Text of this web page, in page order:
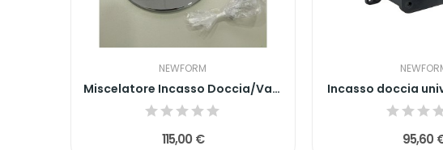
NEWFORM
Miscelatore Incasso Doccia/Vasca con Deviatore...
115,00 €
Incasso doccia
95,60